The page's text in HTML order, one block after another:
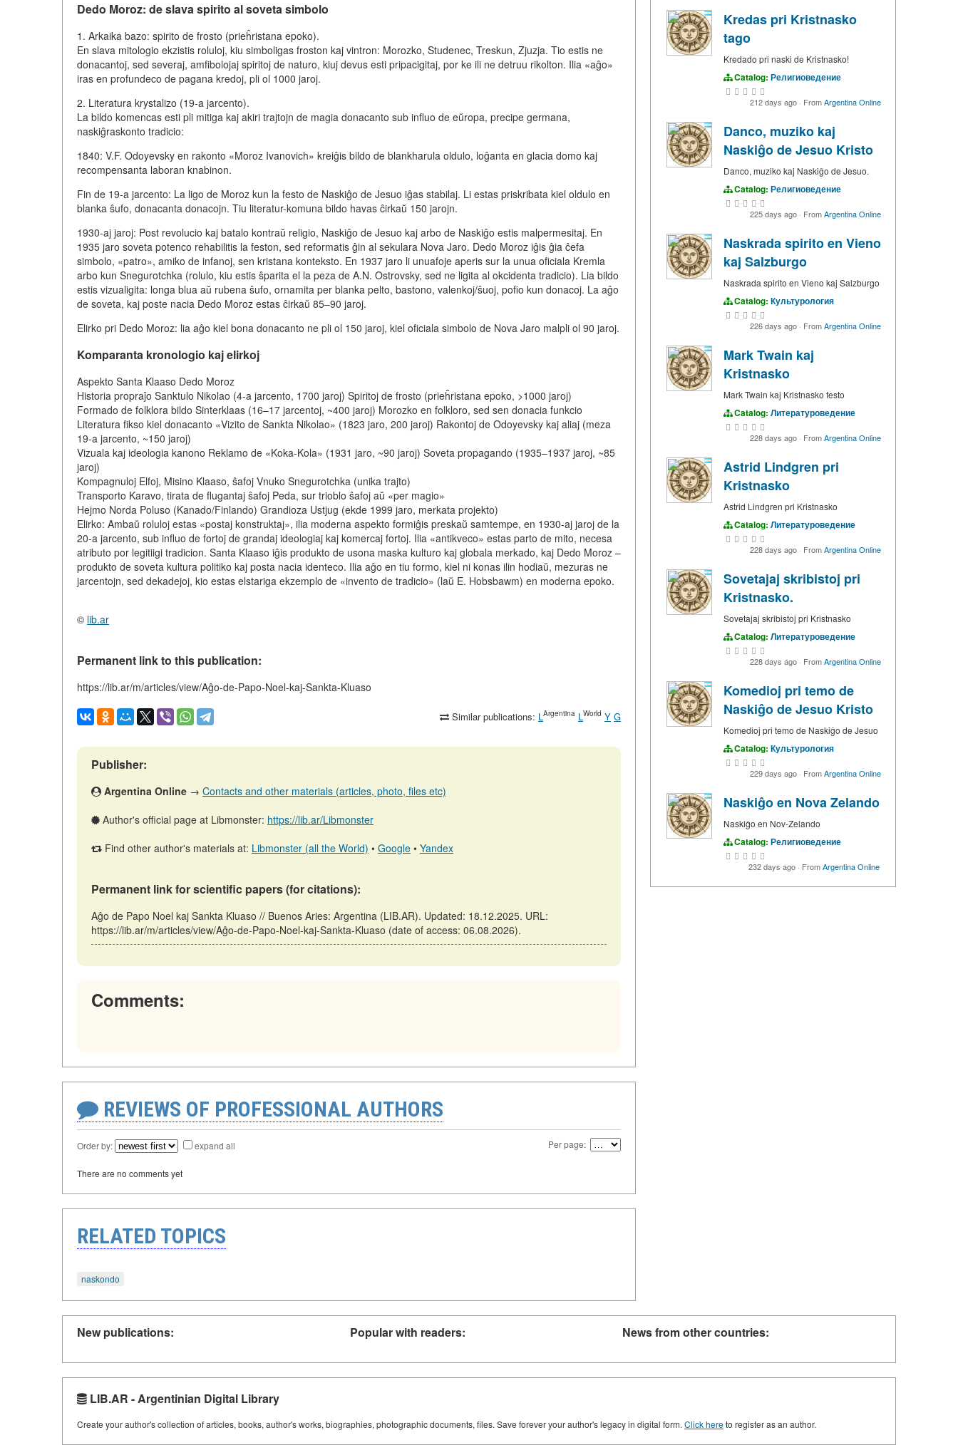
Dedo Moroz: de slava spirito al soveta simbolo
1. Arkaika bazo: spirito de frosto (prieĥristana epoko).
En slava mitologio ekzistis roluloj, kiu simboligas froston kaj vintron: Morozko, Studenec, Treskun, Zjuzja. Tio estis ne
donacantoj, sed severaj, amfibolojaj spiritoj de naturo, kiuj devus esti pripacigitaj, por ke ili ne detruu rikolton. Ilia «aĝo»
iras en profundeco de pagana kredoj, pli ol 1000 jaroj.
2. Literatura krystalizo (19-a jarcento).
La bildo komencas esti pli mitiga kaj akiri trajtojn de magia donacanto sub influo de eŭropa, precipe germana,
naskiĝraskonto tradicio:
1840: V.F. Odoyevsky en rakonto «Moroz Ivanovich» kreiĝis bildo de blankharula oldulo, loĝanta en glacia domo kaj
recompensanta laboran knabinon.
Fin de 19-a jarcento: La ligo de Moroz kun la festo de Naskiĝo de Jesuo iĝas stabilaj. Li estas priskribata kiel oldulo en
blanka ŝufo, donacanta donacojn. Tiu literatur-komuna bildo havas ĉirkaŭ 150 jarojn.
1930-aj jaroj: Post revolucio kaj batalo kontraŭ religio, Naskiĝo de Jesuo kaj arbo de Naskiĝo estis malpermesitaj. En
1935 jaro soveta potenco rehabilitis la feston, sed reformatis ĝin al sekulara Nova Jaro. Dedo Moroz iĝis ĝia ĉefa
simbolo, «patro», amiko de infanoj, sen kristana konteksto. En 1937 jaro li unuafoje aperis sur la unua oficiala Kremla
arbo kun Snegurotchka (rolulo, kiu estis ŝparita el la peza de A.N. Ostrovsky, sed ne ligita al okcidenta tradicio). Lia bildo
estis vizualigita: longa blua aŭ rubena ŝufo, ornamita per blanka pelto, bastono, valenkoj/ŝuoj, pofio kun donacoj. La aĝo
de soveta, kaj poste nacia Dedo Moroz estas ĉirkaŭ 85–90 jaroj.
Elirko pri Dedo Moroz: lia aĝo kiel bona donacanto ne pli ol 150 jaroj, kiel oficiala simbolo de Nova Jaro malpli ol 90 jaroj.
Komparanta kronologio kaj elirkoj
Aspekto Santa Klaaso Dedo Moroz
Historia propraĵo Sanktulo Nikolao (4-a jarcento, 1700 jaroj) Spiritoj de frosto (prieĥristana epoko, >1000 jaroj)
Formado de folklora bildo Sinterklaas (16–17 jarcentoj, ~400 jaroj) Morozko en folkloro, sed sen donacia funkcio
Literatura fikso kiel donacanto «Vizito de Sankta Nikolao» (1823 jaro, 200 jaroj) Rakontoj de Odoyevsky kaj aliaj (meza
19-a jarcento, ~150 jaroj)
Vizuala kaj ideologia kanono Reklamo de «Koka-Kola» (1931 jaro, ~90 jaroj) Soveta propagando (1935–1937 jaroj, ~85
jaroj)
Kompagnuloj Elfoj, Misino Klaaso, ŝafoj Vnuko Snegurotchka (unika trajto)
Transporto Karavo, tirata de flugantaj ŝafoj Peda, sur trioblo ŝafoj aŭ «per magio»
Hejmo Norda Poluso (Kanado/Finlando) Grandioza Ustjug (ekde 1999 jaro, merkata projekto)
Elirko: Ambaŭ roluloj estas «postaj konstruktaj», ilia moderna aspekto formiĝis preskaŭ samtempe, en 1930-aj jaroj de la
20-a jarcento, sub influo de fortoj de grandaj ideologiaj kaj komercaj fortoj. Ilia «antikveco» estas parto de mito, necesa
atributo por legitiigi tradicion. Santa Klaaso iĝis produkto de usona maska kulturo kaj globala merkado, kaj Dedo Moroz –
produkto de soveta kultura politiko kaj posta nacia identeco. Ilia aĝo en tiu formo, kiel ni konas ilin hodiaŭ, mezuras ne
jarcentojn, sed dekadejoj, kio estas elstariga ekzemplo de «invento de tradicio» (laŭ E. Hobsbawm) en moderna epoko.
© lib.ar
Permanent link to this publication:
https://lib.ar/m/articles/view/Aĝo-de-Papo-Noel-kaj-Sankta-Kluaso
Similar publications: LArgentina LWorld Y G
Publisher:
Argentina Online → Contacts and other materials (articles, photo, files etc)
Author's official page at Libmonster: https://lib.ar/Libmonster
Find other author's materials at: Libmonster (all the World) • Google • Yandex
Permanent link for scientific papers (for citations):
Aĝo de Papo Noel kaj Sankta Kluaso // Buenos Aries: Argentina (LIB.AR). Updated: 18.12.2025. URL:
https://lib.ar/m/articles/view/Aĝo-de-Papo-Noel-kaj-Sankta-Kluaso (date of access: 06.08.2026).
Comments:
REVIEWS OF PROFESSIONAL AUTHORS
Order by: expand all Per page:
There are no comments yet
RELATED TOPICS
naskondo
Kredas pri Kristnasko
tago
Kredado pri naski de Kristnasko!
Catalog: Религиоведение
212 days ago · FromArgentina Online
Danco, muziko kaj
Naskiĝo de Jesuo Kristo
Danco, muziko kaj Naskiĝo de Jesuo.
Catalog: Религиоведение
225 days ago · FromArgentina Online
Naskrada spirito en Vieno
kaj Salzburgo
Naskrada spirito en Vieno kaj Salzburgo
Catalog: Культурология
226 days ago · FromArgentina Online
Mark Twain kaj
Kristnasko
Mark Twain kaj Kristnasko festo
Catalog: Литературоведение
228 days ago · FromArgentina Online
Astrid Lindgren pri
Kristnasko
Astrid Lindgren pri Kristnasko
Catalog: Литературоведение
228 days ago · FromArgentina Online
Sovetajaj skribistoj pri
Kristnasko.
Sovetajaj skribistoj pri Kristnasko
Catalog: Литературоведение
228 days ago · FromArgentina Online
Komedioj pri temo de
Naskiĝo de Jesuo Kristo
Komedioj pri temo de Naskiĝo de Jesuo
Catalog: Культурология
229 days ago · FromArgentina Online
Naskiĝo en Nova Zelando
Naskiĝo en Nov-Zelando
Catalog: Религиоведение
232 days ago · FromArgentina Online
New publications: Popular with readers: News from other countries:
LIB.AR - Argentinian Digital Library
Create your author's collection of articles, books, author's works, biographies, photographic documents, files. Save forever your author's legacy in digital form. Click hereto register as an author.